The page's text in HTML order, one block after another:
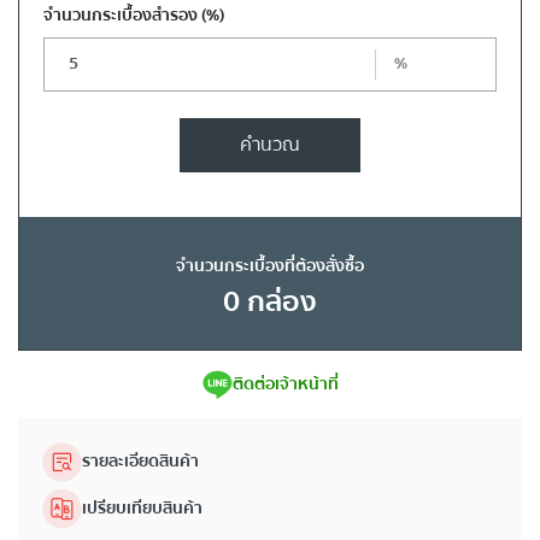
จำนวนกระเบื้องสำรอง(%)
%
คำนวณ
จำนวนกระเบื้องที่ต้องสั่งซื้อ
0กล่อง
ติดต่อเจ้าหน้าที่
รายละเอียดสินค้า
เปรียบเทียบสินค้า